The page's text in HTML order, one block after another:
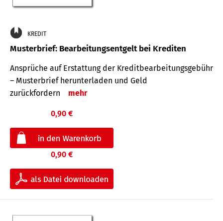
KREDIT
Musterbrief: Bearbeitungsentgelt bei Krediten
Ansprüche auf Erstattung der Kreditbearbeitungsgebühr
– Musterbrief herunterladen und Geld
zurückfordern
mehr
0,90 €
0,90 €